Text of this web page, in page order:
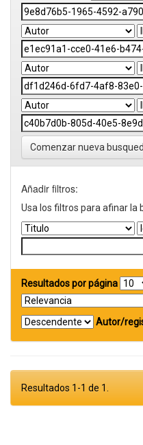
Comenzar nueva
Añadir filtros:
Usa los filtros para afinar la
Resultados por página
Autor/
Resultados 1-1 de 1.